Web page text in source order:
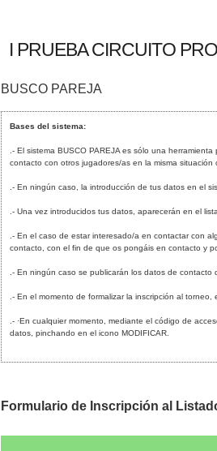
I PRUEBA CIRCUITO
BUSCO PAREJA
Bases del sistema:
.- El sistema BUSCO PAREJA es sólo una
contacto con otros jugadores/as en la misma situación
.- En ningún caso, la introducción de tus datos en el
.- Una vez introducidos tus datos, aparecerán en el
.- En el caso de estar interesado/a en contactar con
contacto, con el fin de que os pongáis en contacto y
.- En ningún caso se publicarán los datos de contacto
.- En el momento de formalizar la inscripción al
.- ·En cualquier momento, mediante el código de
datos, pinchando en el icono MODIFICAR.
Formulario de Inscripción al